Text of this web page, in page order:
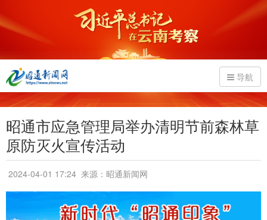
导航
昭通市应急管理局举办清明节前森林草
原防灭火宣传活动
2024-04-01 17:24 来源：昭通新闻网